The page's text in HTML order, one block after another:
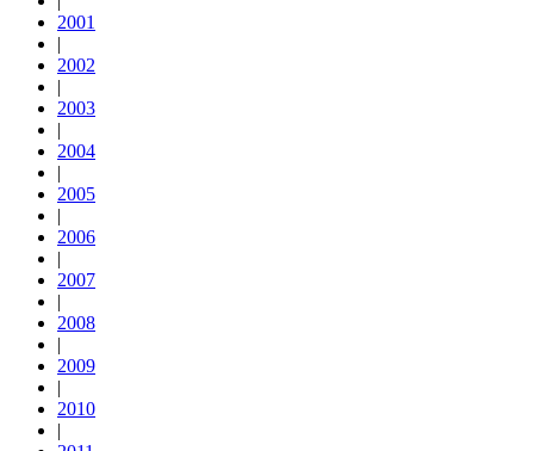
2001
|
2002
|
2003
|
2004
|
2005
|
2006
|
2007
|
2008
|
2009
|
2010
|